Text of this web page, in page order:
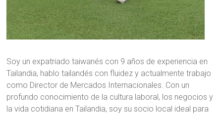
Soy un expatriado taiwanés con 9 años de experiencia en
Tailandia, hablo tailandés con fluidez y actualmente trabajo
como Director de Mercados Internacionales. Con un
profundo conocimiento de la cultura laboral, los negocios y
la vida cotidiana en Tailandia, soy su socio local ideal para